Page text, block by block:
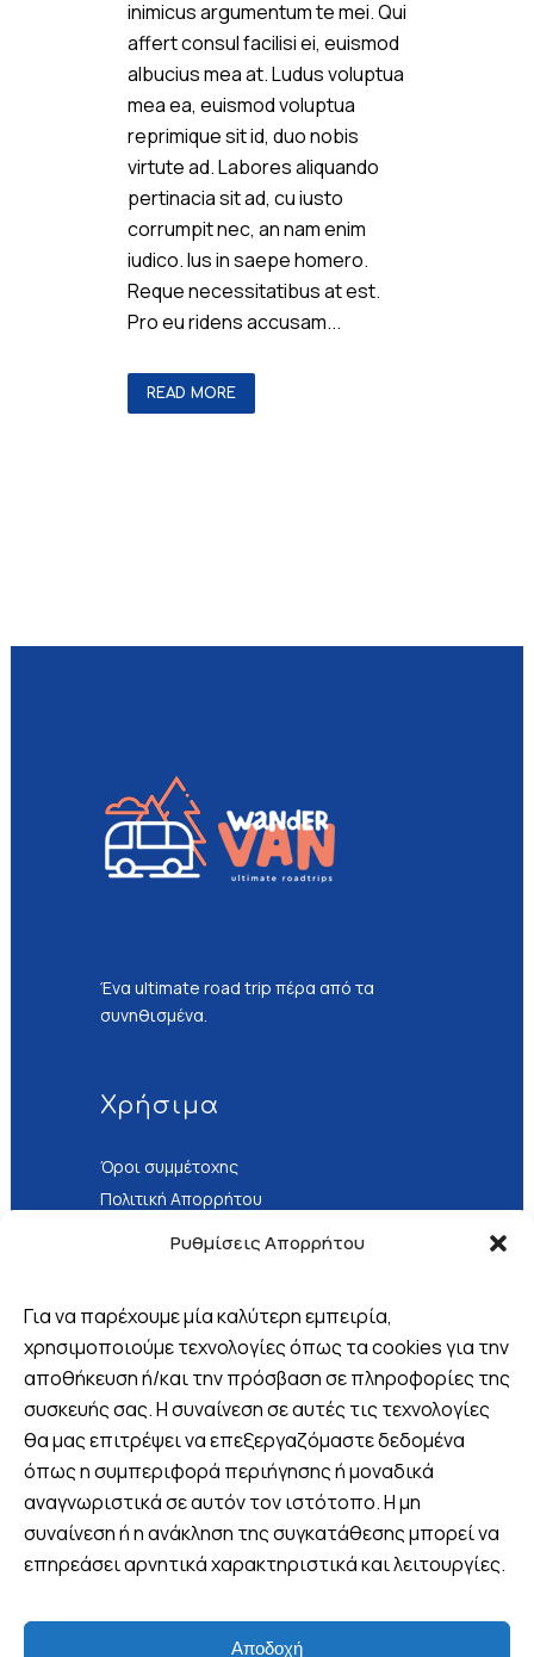
Ρυθμίσεις Απορρήτου
Για να παρέχουμε μία καλύτερη εμπειρία,
χρησιμοποιούμε τεχνολογίες όπως τα cookies για την
αποθήκευση ή/και την πρόσβαση σε πληροφορίες της
συσκευής σας. Η συναίνεση σε αυτές τις τεχνολογίες
θα μας επιτρέψει να επεξεργαζόμαστε δεδομένα
όπως η συμπεριφορά περιήγησης ή μοναδικά
αναγνωριστικά σε αυτόν τον ιστότοπο. Η μη
συναίνεση ή η ανάκληση της συγκατάθεσης μπορεί να
επηρεάσει αρνητικά χαρακτηριστικά και λειτουργίες.
Αποδοχή
inimicus argumentum te mei. Qui
affert consul facilisi ei, euismod
albucius mea at. Ludus voluptua
mea ea, euismod voluptua
reprimique sit id, duo nobis
virtute ad. Labores aliquando
pertinacia sit ad, cu iusto
corrumpit nec, an nam enim
iudico. Ius in saepe homero.
Reque necessitatibus at est.
Pro eu ridens accusam...
READ MORE
Ένα ultimate road trip πέρα από τα
συνηθισμένα.
Χρήσιμα
Όροι συμμέτοχης
Πολιτική Απορρήτου
Τρόποι Πληρωμής
Βρείτε μας
Πλ. 25ης Μαρτίου 8, Λουτράκι,
Ελλάδα
+30 6970 047952 (Viber -
WhatsApp)
info@wandervan.gr